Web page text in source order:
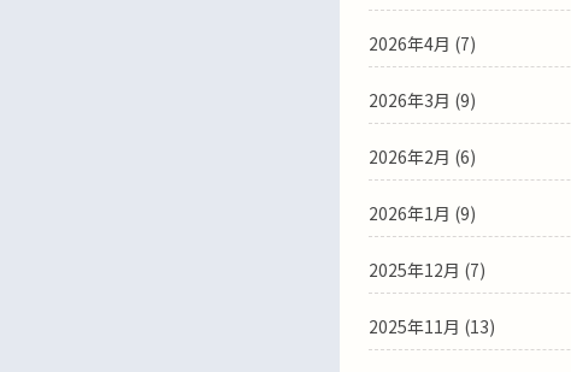
2026年4月 (7)
2026年3月 (9)
2026年2月 (6)
2026年1月 (9)
2025年12月 (7)
2025年11月 (13)